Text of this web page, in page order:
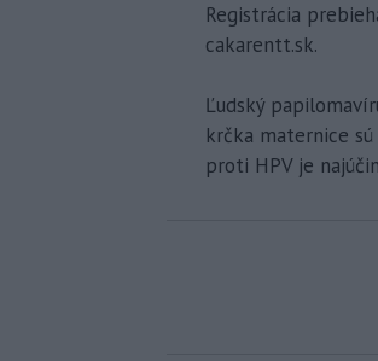
Registrácia
cakarentt.sk.
Ľudský
krčka maternice
proti HPV je